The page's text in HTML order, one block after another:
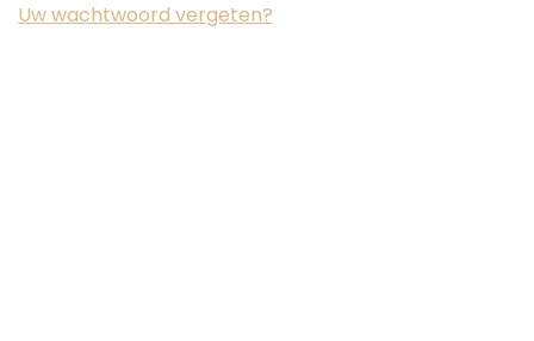
Uw wachtwoord vergeten?